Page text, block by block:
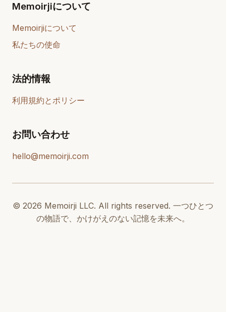
Memoirjiについて
Memoirjiについて
私たちの使命
法的情報
利用規約とポリシー
お問い合わせ
hello@memoirji.com
© 2026 Memoirji LLC. All rights reserved. 一つひとつ
の物語で、かけがえのない記憶を未来へ。